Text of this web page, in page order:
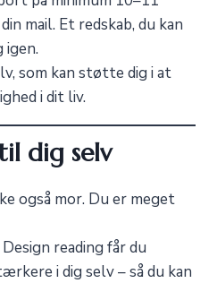
mail. Et redskab, du kan
igen.
som kan støtte dig i at
i dit liv.
dig selv
også mor. Du er meget
reading får du
i dig selv – så du kan